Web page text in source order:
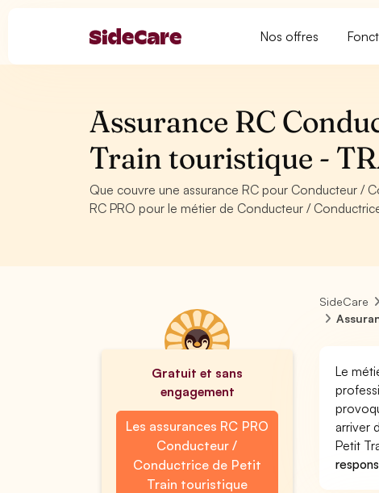
Nos offres
Assurance RC
Train touristique -
Que couvre une assurance RC pour Conducteur /
RC PRO pour le métier de Conducteur /
Gratuit et sans
engagement
Les assurances RC PRO
Conducteur /
Conductrice de Petit
Train touristique
SideCare
Le
arriver
Petit